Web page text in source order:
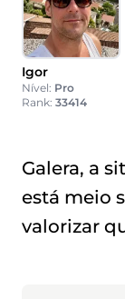
Igor
Nível: Pro
Rank: 33414
Galera, a
está meio
valorizar